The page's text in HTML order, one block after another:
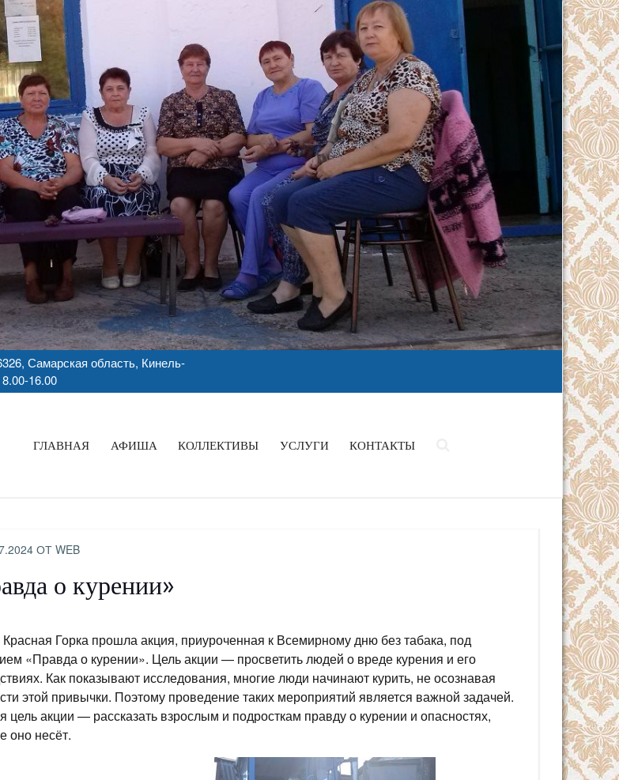
Самарская область, Кинель-
16.00
ГЛАВНАЯ АФИША КОЛЛЕКТИВЫ УСЛУГИ КОНТАКТЫ
ОТ WEB
о курении»
Красная Горка прошла акция, приуроченная к Всемирному дню без табака, под
«Правда о курении». Цель акции — просветить людей о вреде курения и его
Как показывают исследования, многие люди начинают курить, не осознавая
этой привычки. Поэтому проведение таких мероприятий является важной задачей.
цель акции — рассказать взрослым и подросткам правду о курении и опасностях,
оно несёт.